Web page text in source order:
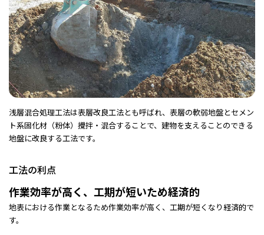
浅層混合処理工法は表層改良工法とも呼ばれ、表層の軟弱地盤とセメン
ト系固化材（粉体）攪拌・混合することで、建物を支えることのできる
地盤に改良する工法です。
工法の利点
作業効率が高く、工期が短いため経済的
地表における作業となるため作業効率が高く、工期が短くなり経済的で
す。